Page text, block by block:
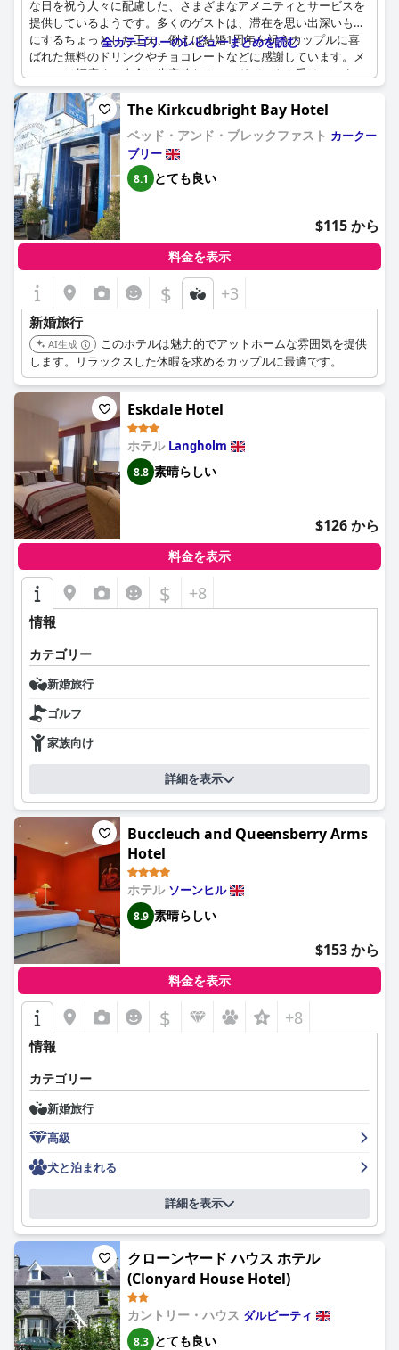
な日を祝う人々に配慮した、さまざまなアメニティとサービスを
提供しているようです。多くのゲストは、滞在を思い出深いもの
にするちょっとした工夫、例えば結婚1周年を祝うカップルに喜
ばれた無料のドリンクやチョコレートなどに感謝しています。メ
ニューは幅広く、夕食は肯定的なフィードバックを受けていま
す。
また、ホテルは新婦のための特別なパッケージを提供したり、専
用のウェディングテーブルを設置したりしており、結婚式の会場
として人気があります。レビューでは、犬に優しいサービスがあ
ることも言及されており、ペットオーナーにとって魅力的です。
指摘された大きなマイナス点は、ソフトドリンクしか提供されな
いことで、一部のゲストにとっては制限となる可能性がありま
す。
部屋は短期滞在には許容範囲と見なされていますが、寝台のガタ
つきや全体的な質の低さなど、快適さの面で不足していると感じ
る人もおり、一部のゲストにとっては体験を損なっています。こ
れらの欠点にもかかわらず、結婚式関連の滞在を特別なものにす
るホテルの努力は、頻繁に称賛されています。
全カテゴリーのレビューまとめを読む
The Kirkcudbright Bay Hotel
ベッド・アンド・ブレックファスト カークー
ブリー
8.1 とても良い
$115 から
料金を表示
$ +3
新婚旅行
AI生成
このホテルは魅力的でアットホームな雰囲気を提供
します。リラックスした休暇を求めるカップルに最適です。
Eskdale Hotel
ホテル Langholm
8.8 素晴らしい
$126 から
料金を表示
$ +8
情報
カテゴリー
新婚旅行
ゴルフ
家族向け
詳細を表示
Buccleuch and Queensberry Arms
Hotel
ホテル ソーンヒル
8.9 素晴らしい
$153 から
料金を表示
$ +8
情報
カテゴリー
新婚旅行
高級
犬と泊まれる
詳細を表示
クローンヤード ハウス ホテル
(Clonyard House Hotel)
カントリー・ハウス ダルビーティ
8.3 とても良い